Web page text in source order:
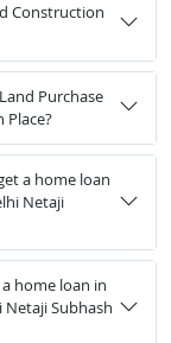
Construction
Purchase
Place?
a home loan
Netaji
home loan in
Subhash